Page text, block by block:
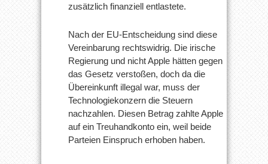
zusätzlich finanziell entlastete.
Nach der EU-Entscheidung sind diese
Vereinbarung rechtswidrig. Die irische
Regierung und nicht Apple hätten gegen
das Gesetz verstoßen, doch da die
Übereinkunft illegal war, muss der
Technologiekonzern die Steuern
nachzahlen. Diesen Betrag zahlte Apple
auf ein Treuhandkonto ein, weil beide
Parteien Einspruch erhoben haben.